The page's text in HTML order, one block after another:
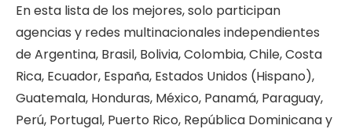
En esta lista de los mejores, solo participan
agencias y redes multinacionales independientes
de Argentina, Brasil, Bolivia, Colombia, Chile, Costa
Rica, Ecuador, España, Estados Unidos (Hispano),
Guatemala, Honduras, México, Panamá, Paraguay,
Perú, Portugal, Puerto Rico, República Dominicana y